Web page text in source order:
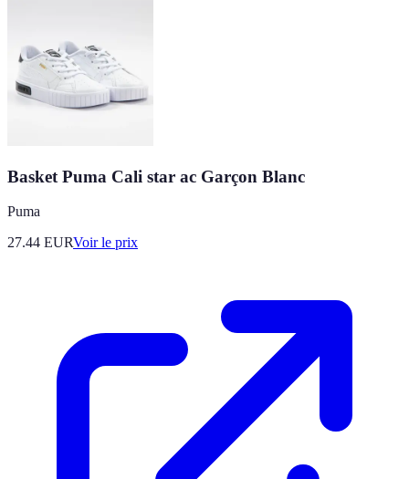
Basket Puma Cali star ac Garçon Blanc
Puma
27.44 EURVoir le prix